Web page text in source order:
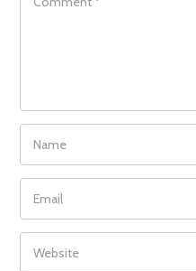
NAME
EMAIL
WEBSITE